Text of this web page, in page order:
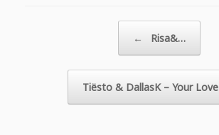
← Risa&…
Tiësto & DallasK – Your Love